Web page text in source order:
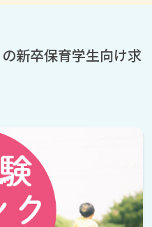
新卒保育学生向け求